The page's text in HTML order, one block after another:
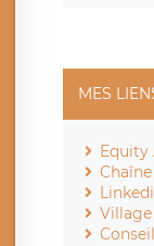
MES
Equity